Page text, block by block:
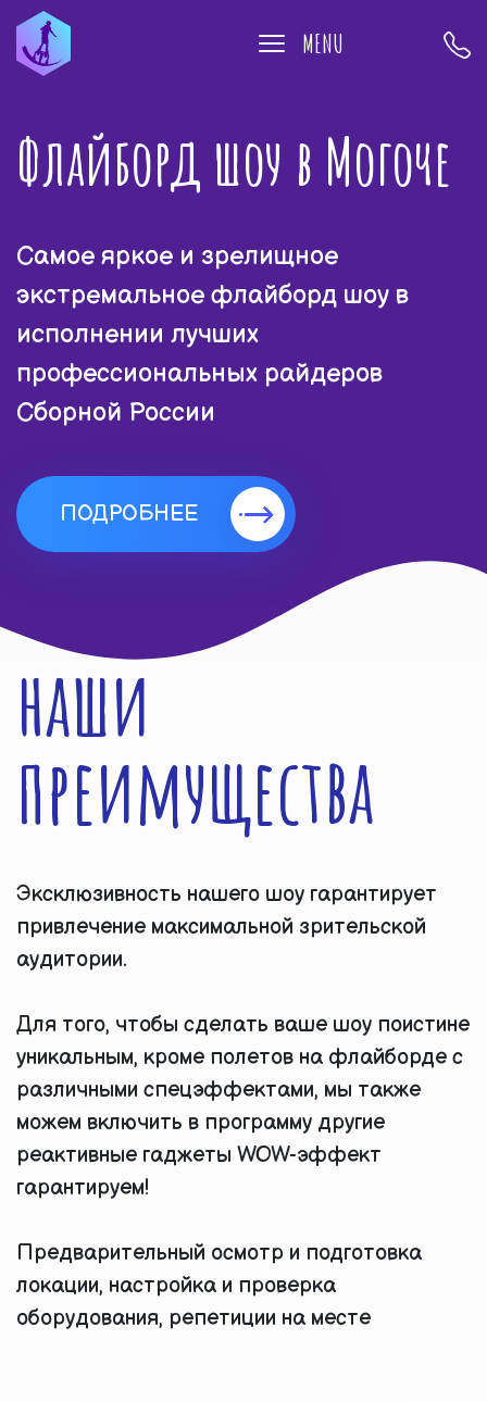
MENU
Флайборд шоу в Могоче
Самое яркое и зрелищное
экстремальное флайборд шоу в
исполнении лучших
профессиональных райдеров
Сборной России
ПОДРОБНЕЕ
наши
преимущества
Эксклюзивность нашего шоу гарантирует
привлечение максимальной зрительской
аудитории.
Для того, чтобы сделать ваше шоу поистине
уникальным, кроме полетов на флайборде с
различными спецэффектами, мы также
можем включить в программу другие
реактивные гаджеты WOW-эффект
гарантируем!
Предварительный осмотр и подготовка
локации, настройка и проверка
оборудования, репетиции на месте